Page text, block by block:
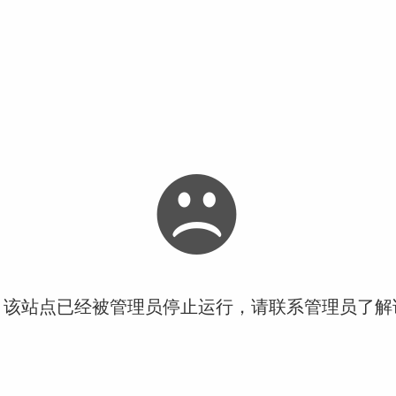
站点已经被管理员停止运行，请联系管理员了